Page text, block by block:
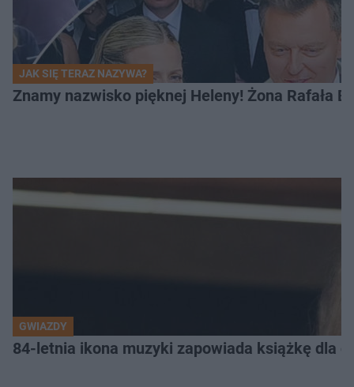
JAK SIĘ TERAZ NAZYWA?
Znamy nazwisko pięknej Heleny! Żona Rafała
GWIAZDY
84-letnia ikona muzyki zapowiada książkę dla